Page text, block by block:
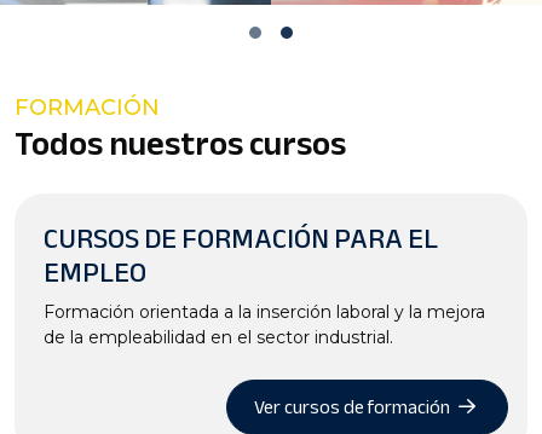
FORMACIÓN
Todos nuestros cursos
CURSOS DE FORMACIÓN PARA EL
EMPLEO
Formación orientada a la inserción laboral y la mejora
de la empleabilidad en el sector industrial.
Ver cursos de formación